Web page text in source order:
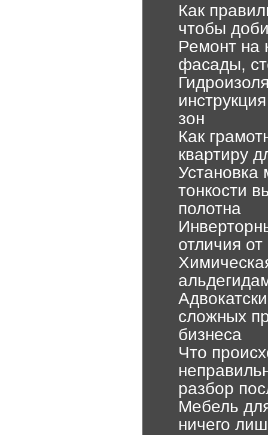
Как
чтобы
Ремонт на
фасады,
зон
Как
квартиру
тонкости
полотна
отличия
сложных
бизнеса
Что
разбор
Мебель
ничего